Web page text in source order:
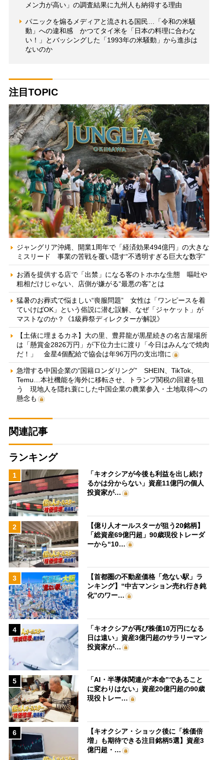
メン力が高い」の調査結果に九州人も納得する理由
パニックを煽るメディアと流される国民…「令和の米騒
動」への違和感 かつてタイ米を「日本の料理に合わな
い！」とバッシングした「1993年の米騒動」から進歩は
ないのか
注目TOPIC
ジャングリア沖縄、開業1周年で「経済効果494億円」の大きな
ミスリード 事業の苦戦を覆い隠す“不透明すぎる巨大な数字”
お酒を提供する店で「出禁」になる客のトホホな生態 嘔吐や
粗相だけじゃない、店側が嫌がる“最悪の客”とは
猛暑のお葬式で悩ましい“喪服問題” 女性は「ワンピースを着
ていけばOK」という俗説に潜む誤解、なぜ「ジャケット」が
マストなのか？《1級葬祭ディレクターが解説》
【土俵に埋まるカネ】大の里、豊昇龍が黒星続きの名古屋場所
は「懸賞金2826万円」が下位力士に渡り「今日はみんなで焼肉
だ！」 金星4個配給で協会は年96万円の支出増に
急増する中国企業の“国籍ロンダリング” SHEIN、TikTok、
Temu…本社機能を海外に移転させ、トランプ関税の回避を狙
う 現地人を隠れ蓑にした中国企業の農業参入・土地取得への
懸念も
関連記事
ランキング
1
「キオクシアが今後も利益を出し続け
るかは分からない」資産11億円の個人
投資家が…
2
【億り人オールスターが狙う20銘柄】
「総資産69億円超」90歳現役トレーダ
ーから“10…
3
【首都圏の不動産価格「危ない駅」ラ
ンキング】“中古マンション売れ行き鈍
化”のワー…
4
「キオクシアが再び株価10万円になる
日は遠い」資産3億円超のサラリーマン
投資家が…
5
「AI・半導体関連が“本命”であること
に変わりはない」資産20億円超の90歳
現役トレー…
6
【キオクシア・ショック後に「株価倍
増」も期待できる注目銘柄5選】資産3
億円超・…